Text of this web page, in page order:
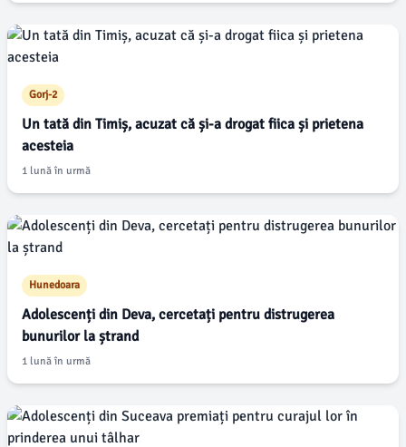
Gorj-2
Un tată din Timiș, acuzat că și-a drogat fiica și prietena
acesteia
1 lună în urmă
Hunedoara
Adolescenți din Deva, cercetați pentru distrugerea
bunurilor la ștrand
1 lună în urmă